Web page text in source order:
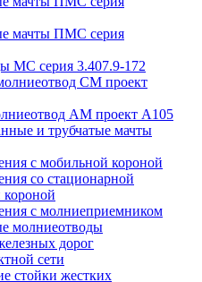
мачты ПМС серия
МС серия 3.407.9-172
СМ проект
АМ проект А105
и трубчатые мачты
с мобильной короной
со стационарной
короной
с молниеприемником
молниеотводы
дорог
сети
стойки жестких